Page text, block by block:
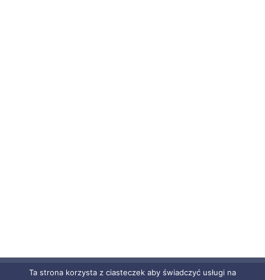
Ta strona korzysta z ciasteczek aby świadczyć usługi na